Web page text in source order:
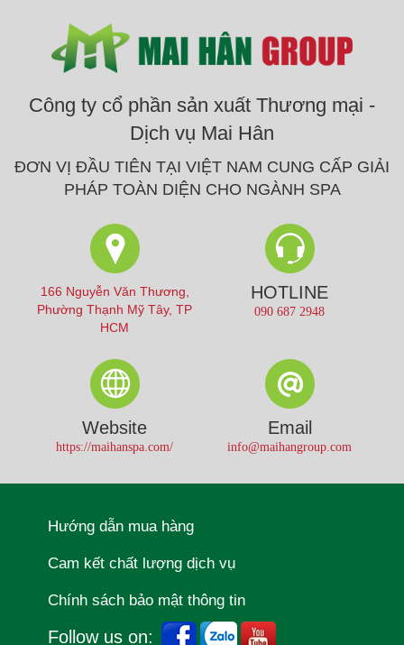
Công ty cổ phần sản xuất Thương mại -
Dịch vụ Mai Hân
ĐƠN VỊ ĐẦU TIÊN TẠI VIỆT NAM CUNG CẤP GIẢI
PHÁP TOÀN DIỆN CHO NGÀNH SPA
166 Nguyễn Văn Thương,
Phường Thạnh Mỹ Tây, TP
HCM
HOTLINE
090 687 2948
Website
https://maihanspa.com/
Email
info@maihangroup.com
Hướng dẫn mua hàng
Cam kết chất lượng dịch vụ
Chính sách bảo mật thông tin
Follow us on: